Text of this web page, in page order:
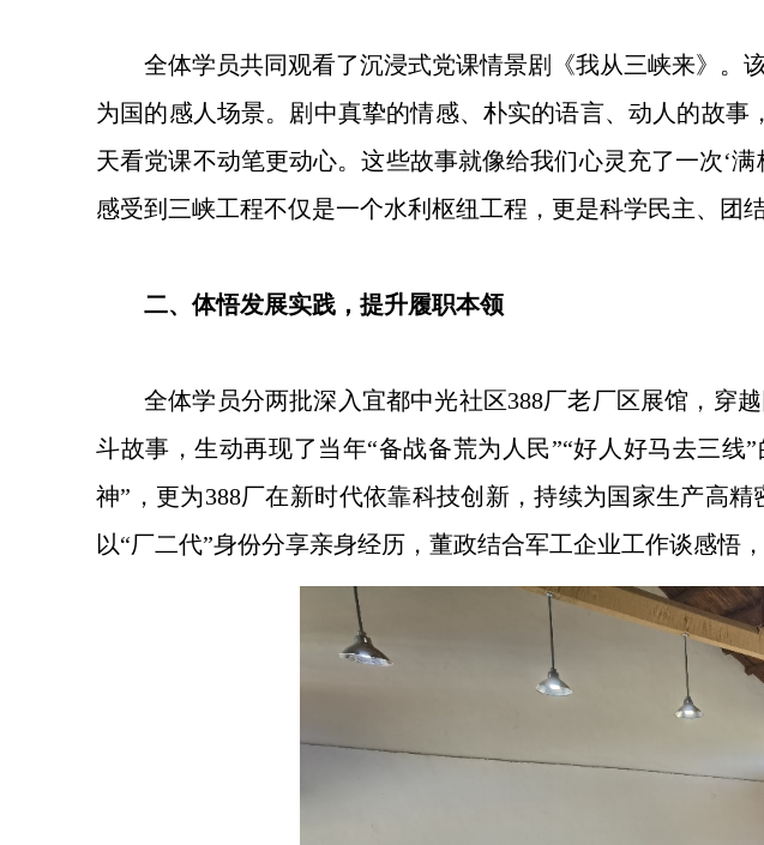
全体学员共同观看了沉浸式党课情景剧《我从三峡来》。
为国的感人场景。剧中真挚的情感、朴实的语言、动人的故
天看党课不动笔更动心。这些故事就像给我们心灵充了一次‘
感受到三峡工程不仅是一个水利枢纽工程，更是科学民主、团
二、体悟发展实践，提升履职本领
全体学员分两批深入宜都中光社区388厂老厂区展馆，穿
斗故事，生动再现了当年“备战备荒为人民”“好人好马去三
神”，更为388厂在新时代依靠科技创新，持续为国家生产高
以“厂二代”身份分享亲身经历，董政结合军工企业工作谈感悟